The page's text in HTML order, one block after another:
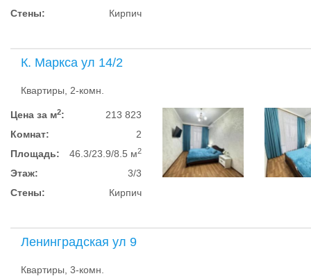
Стены:
Кирпич
К. Маркса ул 14/2
Квартиры, 2-комн.
Цена за м2:
213 823
Комнат:
2
Площадь:
46.3/23.9/8.5 м2
Этаж:
3/3
Стены:
Кирпич
Ленинградская ул 9
Квартиры, 3-комн.